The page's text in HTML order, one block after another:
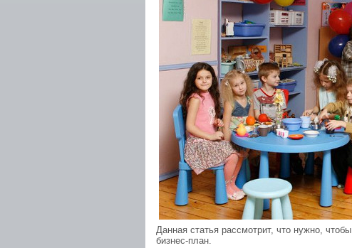
Данная статья рассмотрит, что нужно, чтобы
бизнес-план.